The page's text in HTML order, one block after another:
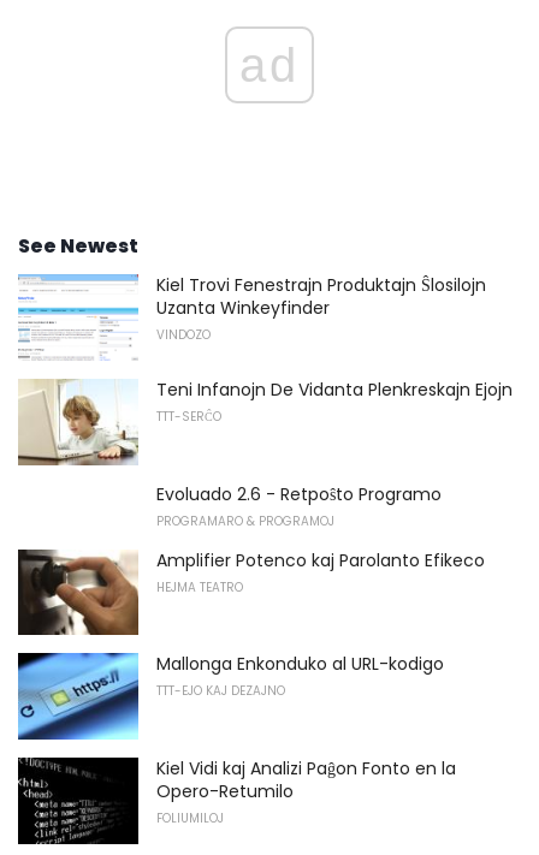
ad
See Newest
Kiel Trovi Fenestrajn Produktajn Ŝlosilojn
Uzanta Winkeyfinder
VINDOZO
Teni Infanojn De Vidanta Plenkreskajn Ejojn
TTT-SERĈO
Evoluado 2.6 - Retpoŝto Programo
PROGRAMARO & PROGRAMOJ
Amplifier Potenco kaj Parolanto Efikeco
HEJMA TEATRO
Mallonga Enkonduko al URL-kodigo
TTT-EJO KAJ DEZAJNO
Kiel Vidi kaj Analizi Paĝon Fonto en la
Opero-Retumilo
FOLIUMILOJ